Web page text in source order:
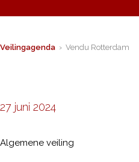
Veilingagenda › Vendu Rotterdam
27 juni 2024
Algemene veiling